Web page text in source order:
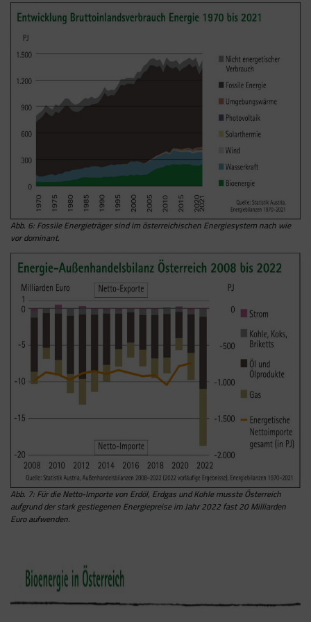
Abb. 6: Fossile Energieträger sind im österreichischen Energiesystem nach wie
vor dominant.
Abb. 7: Für die Netto-Importe von Erdöl, Erdgas und Kohle musste Österreich
aufgrund der stark gestiegenen Energiepreise im Jahr 2022 fast 20 Milliarden
Euro aufwenden.
einbauen können. Wenn Sie beispielsweise
Cookies stammen aber von Google Analytics
und nicht vom Tag Manager selbst.